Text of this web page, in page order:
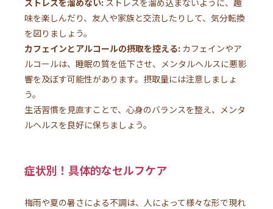
味を楽しんだり、友人や家族と交流したりして、気分転換
を図りましょう。
カフェインとアルコールの摂取を控える: カフェインやア
ルコールは、睡眠の質を低下させ、メンタルヘルスに悪影
響を及ぼす可能性があります。摂取量には注意しましょ
う。
生活習慣を見直すことで、心身のバランスを整え、メンタ
ルヘルスを良好に保ちましょう。
症状別！具体的なセルフケア
梅雨や夏の暑さによる不調は、人によって様々な形で現れ